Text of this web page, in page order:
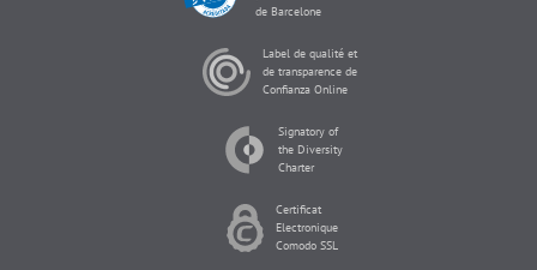
de Barcelone
Label de qualité et
de transparence de
Confianza Online
Signatory of
the Diversity
Charter
Certificat
Electronique
Comodo SSL